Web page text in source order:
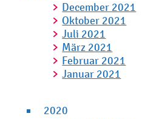
December 2021
Oktober 2021
Juli 2021
März 2021
Februar 2021
Januar 2021
2020